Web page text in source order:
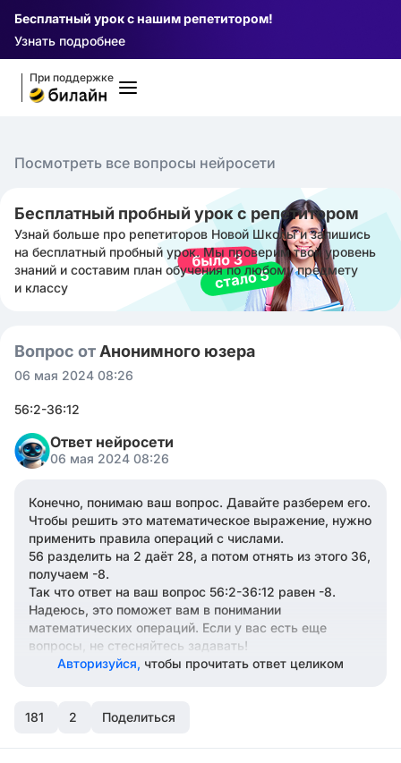
Бесплатный урок с нашим репетитором!
Узнать подробнее
При поддержке
Посмотреть все вопросы нейросети
Бесплатный пробный урок с репетитором
Узнай больше про репетиторов Новой Школы и запишись
на бесплатный пробный урок. Мы проверим твой уровень
знаний и составим план обучения по любому предмету
и классу
Вопрос от Анонимного юзера
06 мая 2024 08:26
56:2-36:12
Ответ нейросети
06 мая 2024 08:26
Конечно, понимаю ваш вопрос. Давайте разберем его.
Чтобы решить это математическое выражение, нужно
применить правила операций с числами.
56 разделить на 2 даёт 28, а потом отнять из этого 36,
получаем -8.
Так что ответ на ваш вопрос 56:2-36:12 равен -8.
Надеюсь, это поможет вам в понимании
математических операций. Если у вас есть еще
вопросы, не стесняйтесь задавать!
Авторизуйся, чтобы прочитать ответ целиком
181 2 Поделиться